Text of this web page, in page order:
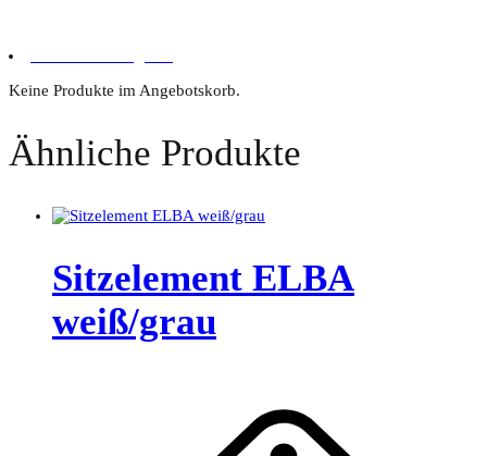
Keine Produkte im Angebotskorb.
Ähnliche Produkte
Sitzelement ELBA
weiß/grau